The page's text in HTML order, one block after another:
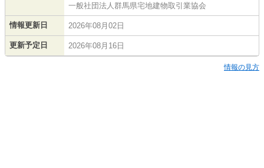
一般社団法人群馬県宅地建物取引業協会
情報更新日 2026年08月02日
更新予定日 2026年08月16日
情報の見方